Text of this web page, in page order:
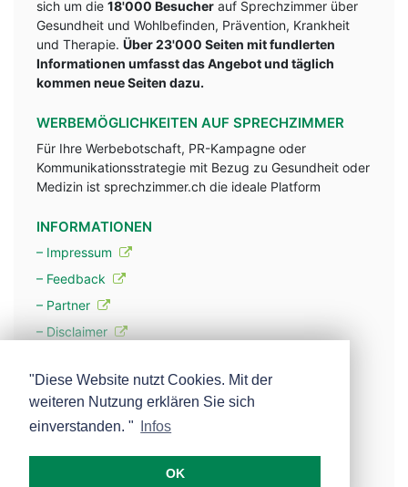
sich um die 18'000 Besucher auf Sprechzimmer über
Gesundheit und Wohlbefinden, Prävention, Krankheit
und Therapie. Über 23'000 Seiten mit fundlerten
Informationen umfasst das Angebot und täglich
kommen neue Seiten dazu.
WERBEMÖGLICHKEITEN AUF SPRECHZIMMER
Für Ihre Werbebotschaft, PR-Kampagne oder
Kommunikationsstrategie mit Bezug zu Gesundheit oder
Medizin ist sprechzimmer.ch die ideale Platform
INFORMATIONEN
– Impressum
– Feedback
– Partner
– Disclaimer
– Werbung
– Mehr über unsere Experten
"Diese Website nutzt Cookies. Mit der
weiteren Nutzung erklären Sie sich
einverstanden. "
Infos
OK